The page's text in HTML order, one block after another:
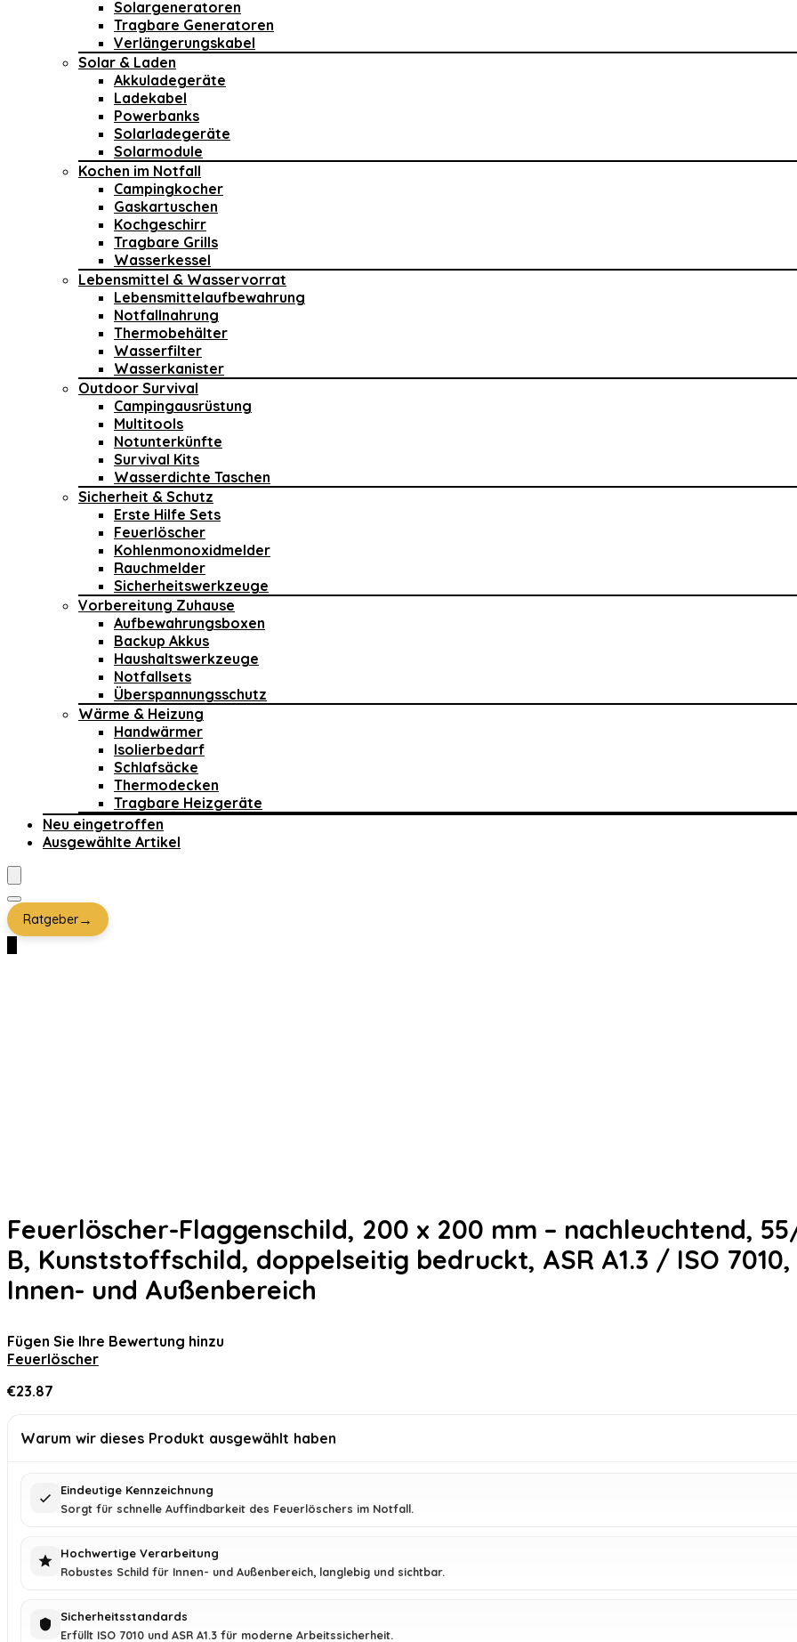
Solargeneratoren
Tragbare Generatoren
Verlängerungskabel
Solar & Laden
Akkuladegeräte
Ladekabel
Powerbanks
Solarladegeräte
Solarmodule
Kochen im Notfall
Campingkocher
Gaskartuschen
Kochgeschirr
Tragbare Grills
Wasserkessel
Lebensmittel & Wasservorrat
Lebensmittelaufbewahrung
Notfallnahrung
Thermobehälter
Wasserfilter
Wasserkanister
Outdoor Survival
Campingausrüstung
Multitools
Notunterkünfte
Survival Kits
Wasserdichte Taschen
Sicherheit & Schutz
Erste Hilfe Sets
Feuerlöscher
Kohlenmonoxidmelder
Rauchmelder
Sicherheitswerkzeuge
Vorbereitung Zuhause
Aufbewahrungsboxen
Backup Akkus
Haushaltswerkzeuge
Notfallsets
Überspannungsschutz
Wärme & Heizung
Handwärmer
Isolierbedarf
Schlafsäcke
Thermodecken
Tragbare Heizgeräte
Neu eingetroffen
Ausgewählte Artikel
Ratgeber→
Feuerlöscher-Flaggenschild, 200 x 200 mm – nachleuchtend,
B, Kunststoffschild, doppelseitig bedruckt, ASR A1.3 / ISO
Innen- und Außenbereich
Fügen Sie Ihre Bewertung hinzu
Feuerlöscher
€23.87
Warum wir dieses Produkt ausgewählt haben
Eindeutige Kennzeichnung
Sorgt für schnelle Auffindbarkeit des Feuerlöschers im Notfall.
Hochwertige Verarbeitung
Robustes Schild für Innen- und Außenbereich, langlebig und sichtbar.
Sicherheitsstandards
Erfüllt ISO 7010 und ASR A1.3 für moderne Arbeitssicherheit.